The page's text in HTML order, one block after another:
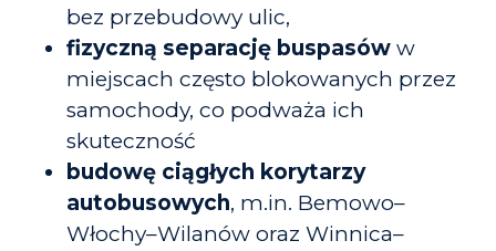
bez przebudowy ulic,
fizyczną separację buspasów w
miejscach często blokowanych przez
samochody, co podważa ich
skuteczność
budowę ciągłych korytarzy
autobusowych, m.in. Bemowo–
Włochy–Wilanów oraz Winnica–